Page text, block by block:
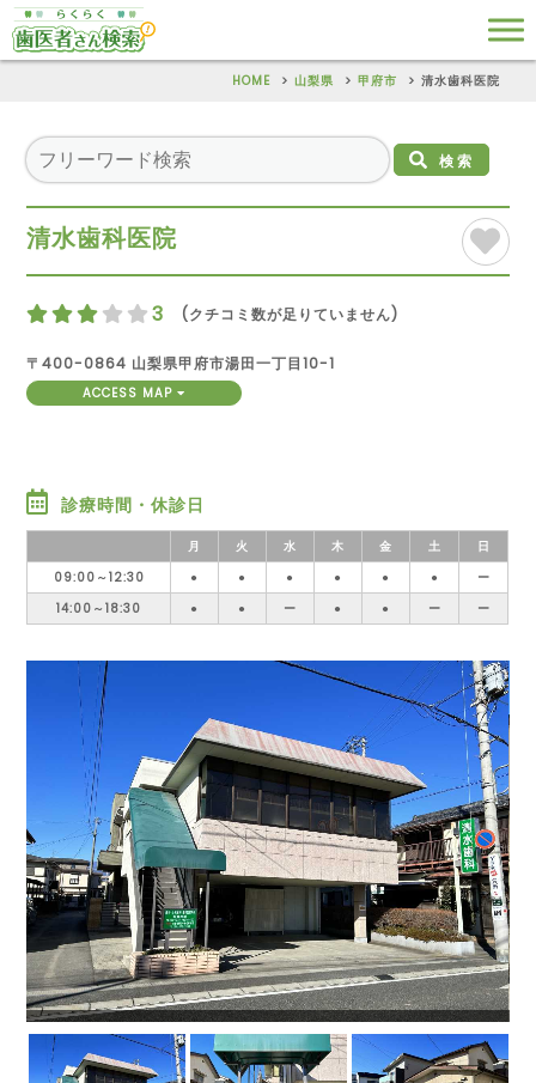
HOME 山梨県 甲府市 清水歯科医院
検索
清水歯科医院
3 (クチコミ数が足りていません)
〒400-0864 山梨県甲府市湯田一丁目10-1
ACCESS MAP
診療時間・休診日
月 火 水 木 金 土
日
09:00～12:30
● ● ● ● ● ●
ー
14:00～18:30
● ● ー ● ● ー ー